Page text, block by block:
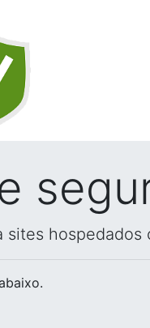
hospedados